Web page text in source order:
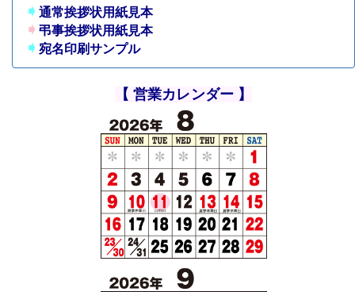
➧通常挨拶状用紙見本
➧弔事挨拶状用紙見本
➧宛名印刷サンプル
【 営業カレンダー 】